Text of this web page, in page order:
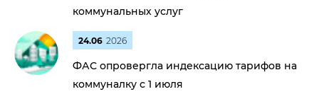
коммунальных услуг
24.06 2026
ФАС опровергла индексацию тарифов на
коммуналку с 1 июля